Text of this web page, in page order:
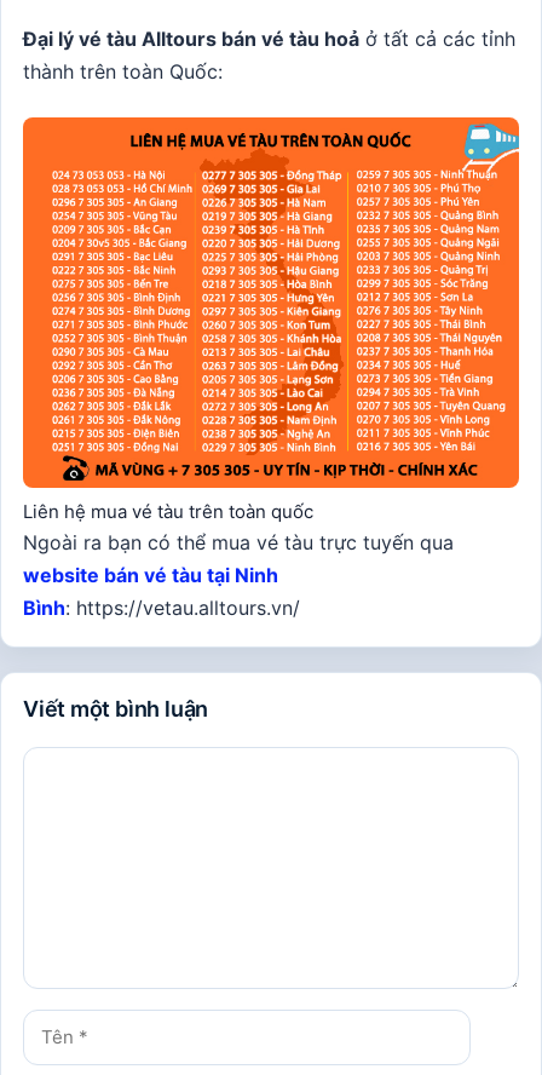
Đại lý vé tàu Alltours bán vé tàu hoả ở tất cả các tỉnh
thành trên toàn Quốc:
Liên hệ mua vé tàu trên toàn quốc
Ngoài ra bạn có thể mua vé tàu trực tuyến qua
website bán vé tàu tại Ninh
Bình: https://vetau.alltours.vn/
Viết một bình luận
Bình
Tên